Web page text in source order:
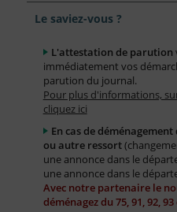
Le saviez-vous ?
L'attestation de parution
immédiatement vos
parution du journal.
Pour plus d'informations,
cliquez ici
En cas de
ou autre ressort
une annonce dans le
une annonce dans le
Avec notre partenaire le
déménagez du 75, 91, 92,